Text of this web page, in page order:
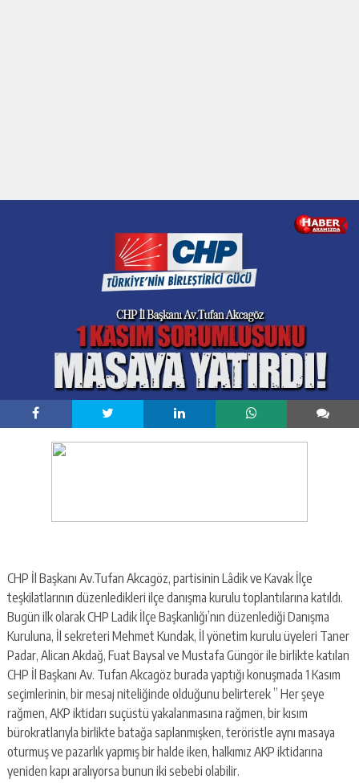
CHP İl Başkanı Av.Tufan Akcagöz, partisinin Lâdik ve Kavak İlçe
teşkilatlarının düzenledikleri ilçe danışma kurulu toplantılarına katıldı.
Bugün ilk olarak CHP Ladik İlçe Başkanlığı’nın düzenlediği Danışma
Kuruluna, İl sekreteri Mehmet Kundak, İl yönetim kurulu üyeleri Taner
Padar, Alican Akdağ, Fuat Baysal ve Mustafa Güngör ile birlikte katılan
CHP İl Başkanı Av. Tufan Akcagöz burada yaptığı konuşmada 1 Kasım
seçimlerinin, bir mesaj niteliğinde olduğunu belirterek ” Her şeye
rağmen, AKP iktidarı suçüstü yakalanmasına rağmen, bir kısım
bürokratlarıyla birlikte batağa saplanmışken, teröristle aynı masaya
oturmuş ve pazarlık yapmış bir halde iken, halkımız AKP iktidarına
yeniden kapı aralıyorsa bunun iki sebebi olabilir.